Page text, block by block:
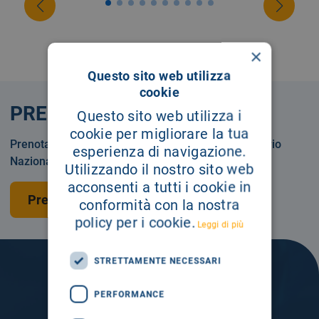
PRENOTA
Prenotare una visita o un esame in Servizio Sanitario
Nazionale o privatamente.
Prenota una visita
×
Questo sito web utilizza
cookie
Questo sito web utilizza i
cookie per migliorare la tua
esperienza di navigazione.
Utilizzando il nostro sito web
acconsenti a tutti i cookie in
conformità con la nostra
policy per i cookie. Leggi di più
STRETTAMENTE NECESSARI
PERFORMANCE